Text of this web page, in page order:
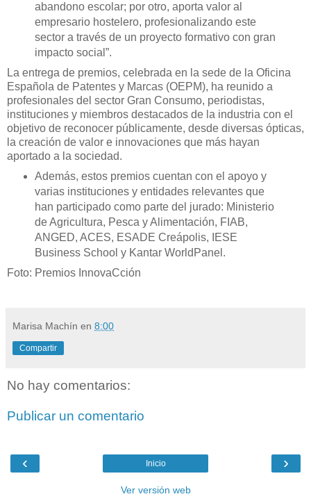
abandono escolar; por otro, aporta valor al
empresario hostelero, profesionalizando este
sector a través de un proyecto formativo con gran
impacto social”.
La entrega de premios, celebrada en la sede de la Oficina
Española de Patentes y Marcas (OEPM), ha reunido a
profesionales del sector Gran Consumo, periodistas,
instituciones y miembros destacados de la industria con el
objetivo de reconocer públicamente, desde diversas ópticas,
la creación de valor e innovaciones que más hayan
aportado a la sociedad.
Además, estos premios cuentan con el apoyo y
varias instituciones y entidades relevantes que
han participado como parte del jurado: Ministerio
de Agricultura, Pesca y Alimentación, FIAB,
ANGED, ACES, ESADE Creápolis, IESE
Business School y Kantar WorldPanel.
Foto: Premios InnovaCción
Marisa Machín en 8:00
Compartir
No hay comentarios:
Publicar un comentario
‹ ›
Inicio
Ver versión web